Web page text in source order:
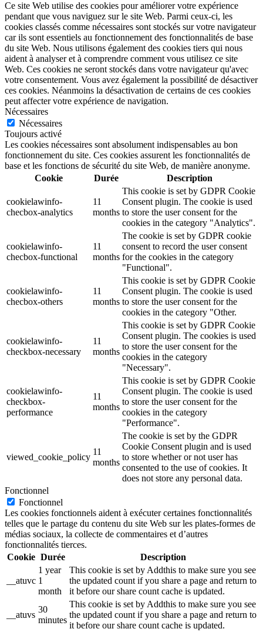
Ce site Web utilise des cookies pour améliorer votre expérience
pendant que vous naviguez sur le site Web. Parmi ceux-ci, les
cookies classés comme nécessaires sont stockés sur votre navigateur
car ils sont essentiels au fonctionnement des fonctionnalités de base
du site Web. Nous utilisons également des cookies tiers qui nous
aident à analyser et à comprendre comment vous utilisez ce site
Web. Ces cookies ne seront stockés dans votre navigateur qu'avec
votre consentement. Vous avez également la possibilité de désactiver
ces cookies. Néanmoins la désactivation de certains de ces cookies
peut affecter votre expérience de navigation.
Nécessaires
Nécessaires
Toujours activé
Les cookies nécessaires sont absolument indispensables au bon
fonctionnement du site. Ces cookies assurent les fonctionnalités de
base et les fonctions de sécurité du site Web, de manière anonyme.
Cookie
Durée Description
cookielawinfo-
checbox-analytics
11
months
This cookie is set by GDPR Cookie
Consent plugin. The cookie is used
to store the user consent for the
cookies in the category "Analytics".
cookielawinfo-
checbox-functional
11
months
The cookie is set by GDPR cookie
consent to record the user consent
for the cookies in the category
"Functional".
cookielawinfo-
checbox-others
11
months
This cookie is set by GDPR Cookie
Consent plugin. The cookie is used
to store the user consent for the
cookies in the category "Other.
cookielawinfo-
checkbox-necessary
11
months
This cookie is set by GDPR Cookie
Consent plugin. The cookies is used
to store the user consent for the
cookies in the category
"Necessary".
cookielawinfo-
checkbox-
performance
11
months
This cookie is set by GDPR Cookie
Consent plugin. The cookie is used
to store the user consent for the
cookies in the category
"Performance".
viewed_cookie_policy
11
months
The cookie is set by the GDPR
Cookie Consent plugin and is used
to store whether or not user has
consented to the use of cookies. It
does not store any personal data.
Fonctionnel
Fonctionnel
Les cookies fonctionnels aident à exécuter certaines fonctionnalités
telles que le partage du contenu du site Web sur les plates-formes de
médias sociaux, la collecte de commentaires et d’autres
fonctionnalités tierces.
Cookie Durée Description
__atuvc
1 year
1
month
This cookie is set by Addthis to make sure you see
the updated count if you share a page and return to
it before our share count cache is updated.
__atuvs
30
minutes
This cookie is set by Addthis to make sure you see
the updated count if you share a page and return to
it before our share count cache is updated.